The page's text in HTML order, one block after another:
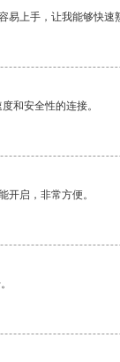
上手，让我能够快速
和安全性的连接。
开启，非常方便。